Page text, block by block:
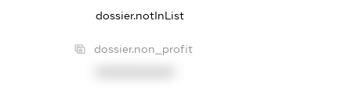
dossier.notInList
dossier.non_profit